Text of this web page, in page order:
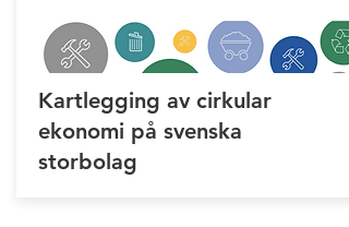
Kartlegging av cirkular
ekonomi på svenska
storbolag